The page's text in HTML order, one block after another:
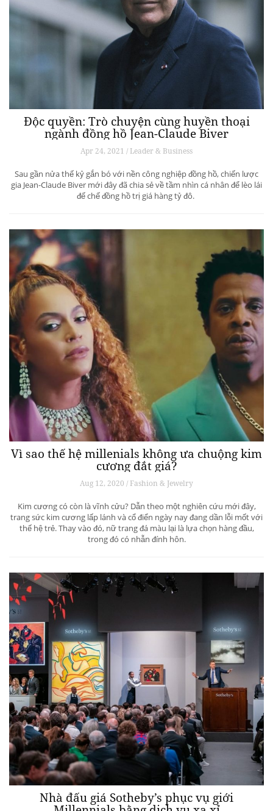
Độc quyền: Trò chuyện cùng huyền thoại
ngành đồng hồ Jean-Claude Biver
Apr 24, 2021 / Leader & Business
Sau gần nửa thế kỷ gắn bó với nền công nghiệp đồng hồ, chiến lược
gia Jean-Claude Biver mới đây đã chia sẻ về tầm nhìn cá nhân để lèo lái
đế chế đồng hồ trị giá hàng tỷ đô.
Vì sao thế hệ millenials không ưa chuộng kim
cương đắt giá?
Aug 12, 2020 / Fashion & Jewelry
Kim cương có còn là vĩnh cửu? Dẫn theo một nghiên cứu mới đây,
trang sức kim cương lấp lánh và cổ điển ngày nay đang dần lỗi mốt với
thế hệ trẻ. Thay vào đó, nữ trang đá màu lại là lựa chọn hàng đầu,
trong đó có nhẫn đính hôn.
Nhà đấu giá Sotheby’s phục vụ giới